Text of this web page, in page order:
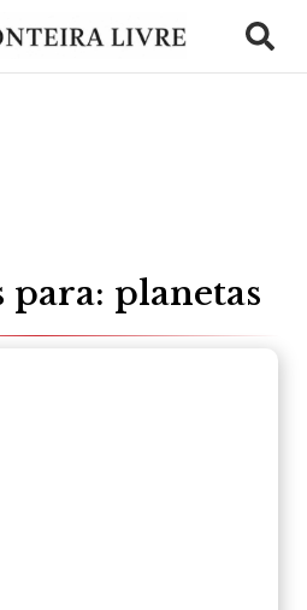
para: planetas